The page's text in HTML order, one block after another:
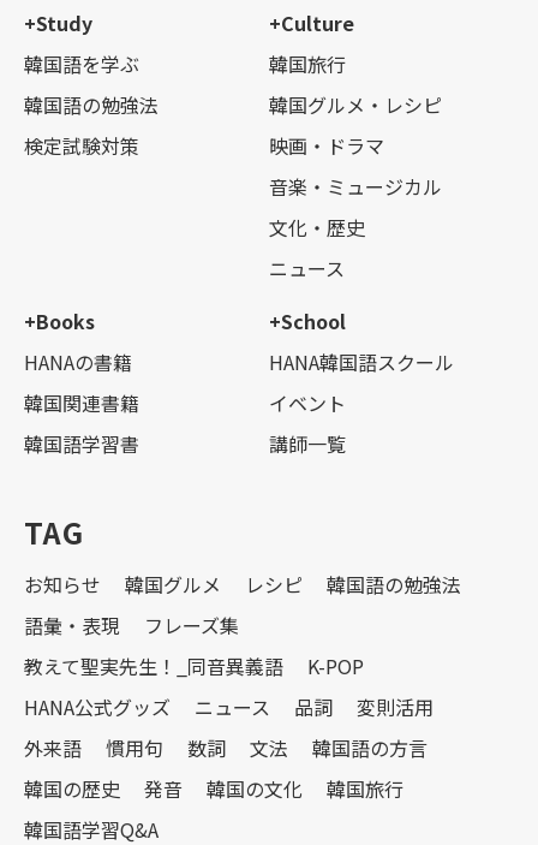
+Study
韓国語を学ぶ
韓国語の勉強法
検定試験対策
+Culture
韓国旅行
韓国グルメ・レシピ
映画・ドラマ
音楽・ミュージカル
文化・歴史
ニュース
+Books
HANAの書籍
韓国関連書籍
韓国語学習書
+School
HANA韓国語スクール
イベント
講師一覧
TAG
お知らせ 韓国グルメ レシピ
韓国語の勉強法
語彙・表現
フレーズ集
教えて聖実先生！_同音異義語
K-POP
HANA公式グッズ
ニュース 品詞
変則活用
外来語
慣用句 数詞 文法
韓国語の方言
韓国の歴史
発音 韓国の文化
韓国旅行
韓国語学習Q&A